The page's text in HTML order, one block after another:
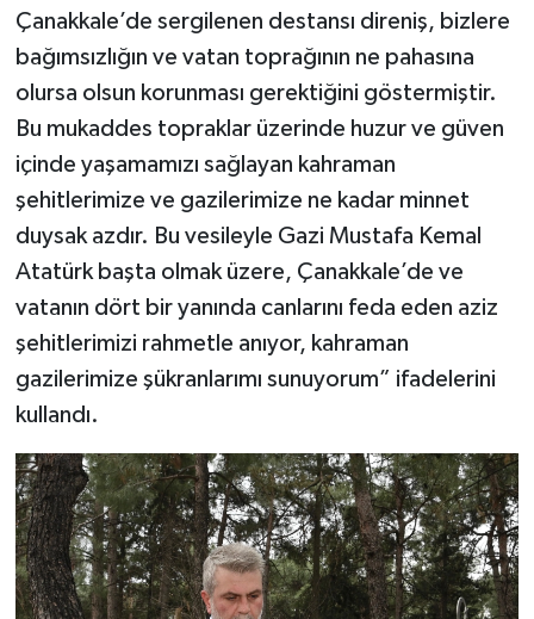
Çanakkale’de sergilenen destansı direniş, bizlere
bağımsızlığın ve vatan toprağının ne pahasına
olursa olsun korunması gerektiğini göstermiştir.
Bu mukaddes topraklar üzerinde huzur ve güven
içinde yaşamamızı sağlayan kahraman
şehitlerimize ve gazilerimize ne kadar minnet
duysak azdır. Bu vesileyle Gazi Mustafa Kemal
Atatürk başta olmak üzere, Çanakkale’de ve
vatanın dört bir yanında canlarını feda eden aziz
şehitlerimizi rahmetle anıyor, kahraman
gazilerimize şükranlarımı sunuyorum” ifadelerini
kullandı.